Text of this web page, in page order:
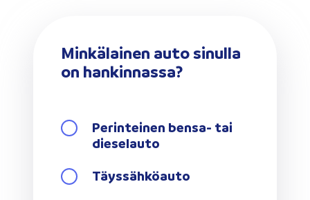
Minkälainen auto sinulla
on hankinnassa?
Perinteinen bensa- tai
dieselauto
Täyssähköauto